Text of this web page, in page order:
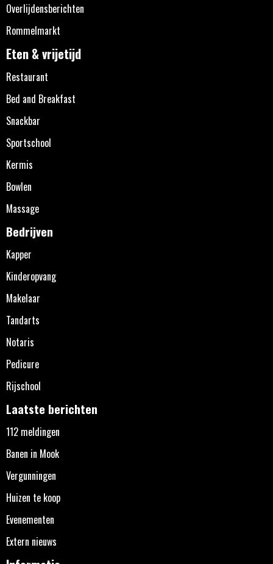
Overlijdensberichten
Rommelmarkt
Eten & vrijetijd
Restaurant
Bed and Breakfast
Snackbar
Sportschool
Kermis
Bowlen
Massage
Bedrijven
Kapper
Kinderopvang
Makelaar
Tandarts
Notaris
Pedicure
Rijschool
Laatste berichten
112 meldingen
Banen in Mook
Vergunningen
Huizen te koop
Evenementen
Extern nieuws